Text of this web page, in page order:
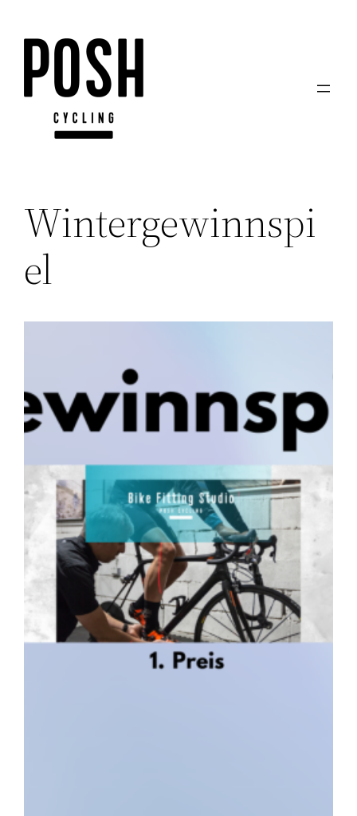
Inhalt
springen
Wintergewinnspi
el